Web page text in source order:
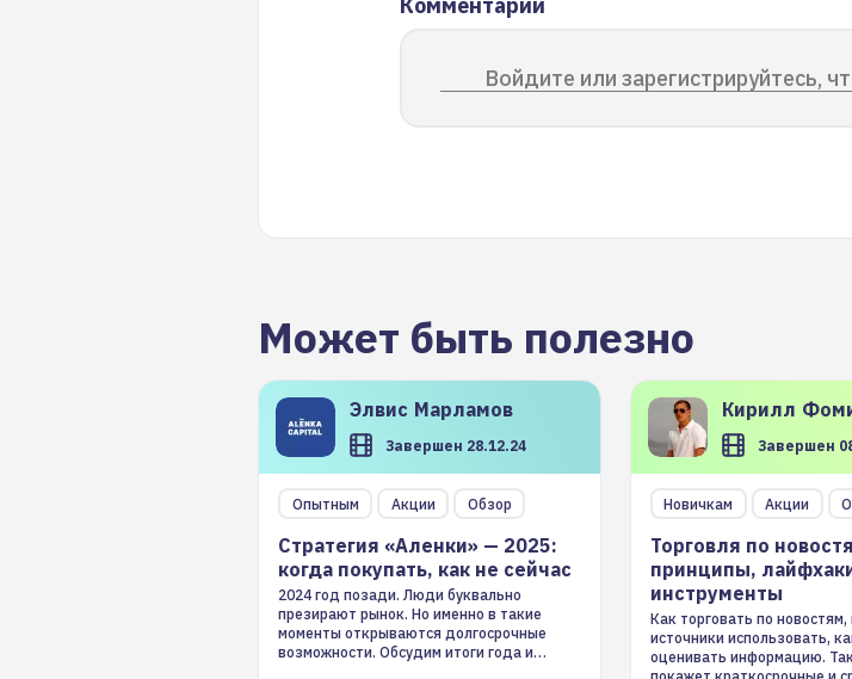
Войдите или зарегистрируйтесь,
Может быть полезно
Элвис Марламов
Завершен 28.12.24
Опытным Акции Обзор
Стратегия «Аленки» — 2025:
когда покупать, как не сейчас
2024 год позади. Люди буквально
презирают рынок. Но именно в такие
моменты открываются долгосрочные
возможности. Обсудим итоги года и
Кирилл
Завершен
Новичкам Акции
Торговля по
принципы,
инструменты
Как торговать по новостям,
источники использовать,
оценивать информацию.